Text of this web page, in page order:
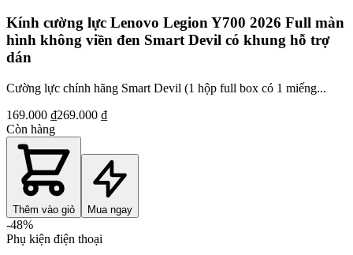
Kính cường lực Lenovo Legion Y700 2026 Full màn
hình không viền đen Smart Devil có khung hỗ trợ
dán
Cường lực chính hãng Smart Devil (1 hộp full box có 1 miếng...
169.000 ₫269.000 ₫
Còn hàng
Thêm vào giỏ Mua ngay
-48%
Phụ kiện điện thoại